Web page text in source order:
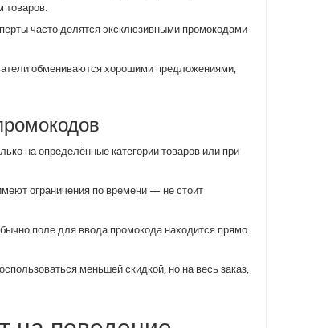
товаров.
часто делятся эксклюзивными промокодами
обмениваются хорошими предложениями,
на определённые категории товаров или при
ограничения по времени — не стоит
поле для ввода промокода находится прямо
меньшей скидкой, но на весь заказ,